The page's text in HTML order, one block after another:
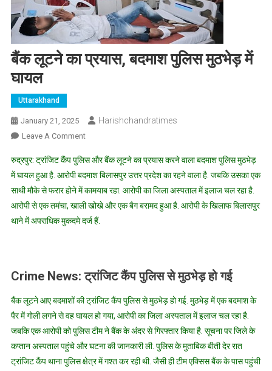
बैंक लूटने का प्रयास, बदमाश पुलिस मुठभेड़ में
घायल
Uttarakhand
January 21, 2025 Harishchandratimes
Leave A CommentOn
लूटने
का
प्रयास,
बदमाश
पुलिस
रुद्रपुर: ट्रांजिट कैंप पुलिस और बैंक लूटने का प्रयास करने वाला बदमाश पुलिस मुठभेड़
में घायल हुआ है. आरोपी बदमाश बिलासपुर उत्तर प्रदेश का रहने वाला है. जबकि उसका एक
साथी मौके से फरार होने में कामयाब रहा. आरोपी का जिला अस्पताल में इलाज चल रहा है.
आरोपी से एक तमंचा, खाली खोखे और एक बैग बरामद हुआ है. आरोपी के खिलाफ बिलासपुर
थाने में अपराधिक मुकदमे दर्ज हैं.
Crime News: ट्रांजिट कैंप पुलिस से मुठभेड़ हो गई
बैंक लूटने आए बदमाशों की ट्रांजिट कैंप पुलिस से मुठभेड़ हो गई. मुठभेड़ में एक बदमाश के
पैर में गोली लगने से वह घायल हो गया, आरोपी का जिला अस्पताल में इलाज चल रहा है.
जबकि एक आरोपी को पुलिस टीम ने बैंक के अंदर से गिरफ्तार किया है. सूचना पर जिले के
कप्तान अस्पताल पहुंचे और घटना की जानकारी ली. पुलिस के मुताबिक बीती देर रात
ट्रांजिट कैंप थाना पुलिस क्षेत्र में गश्त कर रही थी. जैसी ही टीम एक्सिस बैंक के पास पहुंची